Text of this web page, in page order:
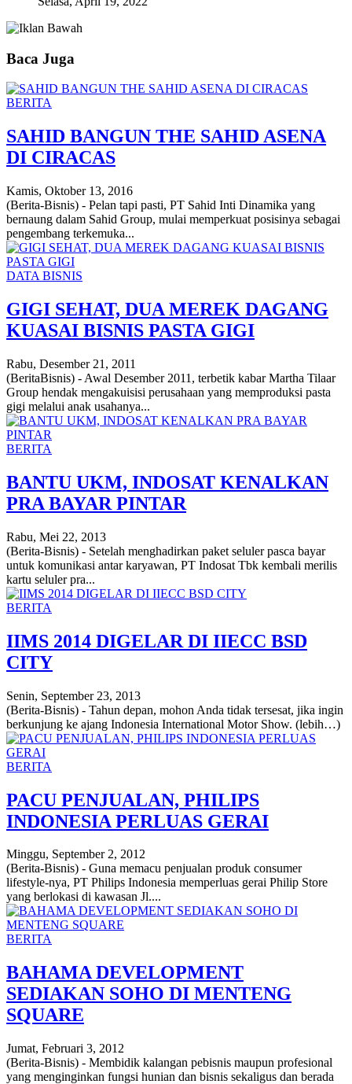
Baca Juga
BERITA
SAHID BANGUN THE SAHID ASENA
DI CIRACAS
Kamis, Oktober 13, 2016
(Berita-Bisnis) - Pelan tapi pasti, PT Sahid Inti Dinamika yang
bernaung dalam Sahid Group, mulai memperkuat posisinya sebagai
pengembang terkemuka...
DATA BISNIS
GIGI SEHAT, DUA MEREK DAGANG
KUASAI BISNIS PASTA GIGI
Rabu, Desember 21, 2011
(BeritaBisnis) - Awal Desember 2011, terbetik kabar Martha Tilaar
Group hendak mengakuisisi perusahaan yang memproduksi pasta
gigi melalui anak usahanya...
BERITA
BANTU UKM, INDOSAT KENALKAN
PRA BAYAR PINTAR
Rabu, Mei 22, 2013
(Berita-Bisnis) - Setelah menghadirkan paket seluler pasca bayar
untuk komunikasi antar karyawan, PT Indosat Tbk kembali merilis
kartu seluler pra...
BERITA
IIMS 2014 DIGELAR DI IIECC BSD
CITY
Senin, September 23, 2013
(Berita-Bisnis) - Tahun depan, mohon Anda tidak tersesat, jika ingin
berkunjung ke ajang Indonesia International Motor Show. (lebih…)
BERITA
PACU PENJUALAN, PHILIPS
INDONESIA PERLUAS GERAI
Minggu, September 2, 2012
(Berita-Bisnis) - Guna memacu penjualan produk consumer
lifestyle-nya, PT Philips Indonesia memperluas gerai Philip Store
yang berlokasi di kawasan Jl....
BERITA
BAHAMA DEVELOPMENT
SEDIAKAN SOHO DI MENTENG
SQUARE
Jumat, Februari 3, 2012
(Berita-Bisnis) - Membidik kalangan pebisnis maupun profesional
yang menginginkan fungsi hunian dan bisnis sekaligus dan berada